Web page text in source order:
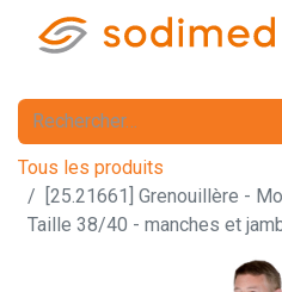
Tous les produits
[25.21661] Grenouillère -
Taille 38/40 - manches et